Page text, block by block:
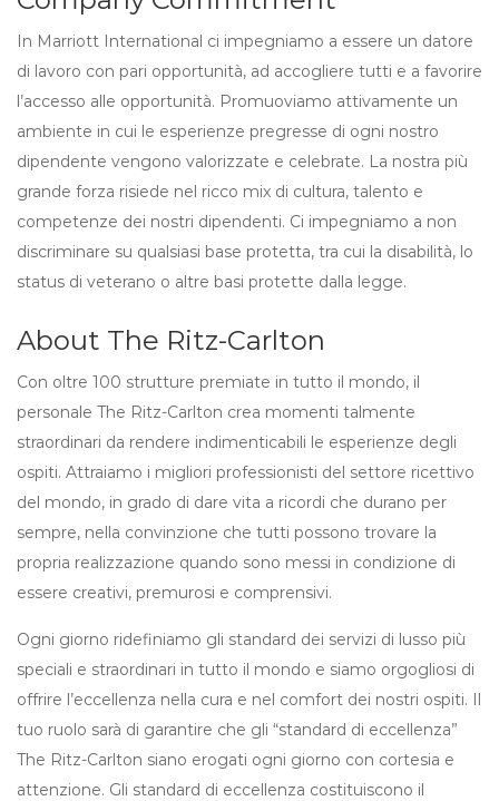
In Marriott International ci impegniamo a essere un datore
di lavoro con pari opportunità, ad accogliere tutti e a favorire
l’accesso alle opportunità. Promuoviamo attivamente un
ambiente in cui le esperienze pregresse di ogni nostro
dipendente vengono valorizzate e celebrate. La nostra più
grande forza risiede nel ricco mix di cultura, talento e
competenze dei nostri dipendenti. Ci impegniamo a non
discriminare su qualsiasi base protetta, tra cui la disabilità, lo
status di veterano o altre basi protette dalla legge.
About The Ritz-Carlton
Con oltre 100 strutture premiate in tutto il mondo, il
personale The Ritz-Carlton crea momenti talmente
straordinari da rendere indimenticabili le esperienze degli
ospiti. Attraiamo i migliori professionisti del settore ricettivo
del mondo, in grado di dare vita a ricordi che durano per
sempre, nella convinzione che tutti possono trovare la
propria realizzazione quando sono messi in condizione di
essere creativi, premurosi e comprensivi.
Ogni giorno ridefiniamo gli standard dei servizi di lusso più
speciali e straordinari in tutto il mondo e siamo orgogliosi di
offrire l’eccellenza nella cura e nel comfort dei nostri ospiti. Il
tuo ruolo sarà di garantire che gli “standard di eccellenza”
The Ritz-Carlton siano erogati ogni giorno con cortesia e
attenzione. Gli standard di eccellenza costituiscono il